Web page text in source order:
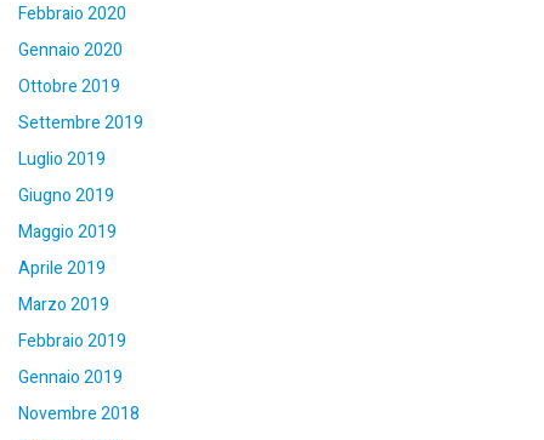
Febbraio 2020
Gennaio 2020
Ottobre 2019
Settembre 2019
Luglio 2019
Giugno 2019
Maggio 2019
Aprile 2019
Marzo 2019
Febbraio 2019
Gennaio 2019
Novembre 2018